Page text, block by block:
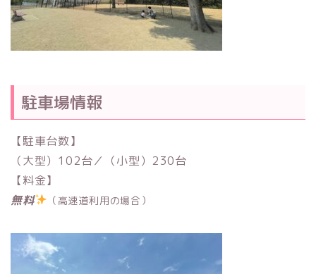
駐車場情報
【駐車台数】
（大型）102台／（小型）230台
【料金】
無料
（高速道利用の場合）